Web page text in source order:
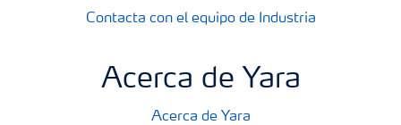
Contacta con el equipo de Industria
Acerca de Yara
Acerca de Yara